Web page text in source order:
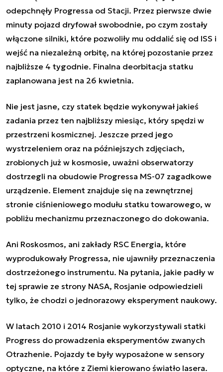
odepchnęły Progressa od Stacji. Przez pierwsze dwie
minuty pojazd dryfował swobodnie, po czym zostały
włączone silniki, które pozwoliły mu oddalić się od ISS i
wejść na niezależną orbitę, na której pozostanie przez
najbliższe 4 tygodnie. Finalna deorbitacja statku
zaplanowana jest na 26 kwietnia.
Nie jest jasne, czy statek będzie wykonywał jakieś
zadania przez ten najbliższy miesiąc, który spędzi w
przestrzeni kosmicznej. Jeszcze przed jego
wystrzeleniem oraz na późniejszych zdjęciach,
zrobionych już w kosmosie, uważni obserwatorzy
dostrzegli na obudowie Progressa MS-07 zagadkowe
urządzenie. Element znajduje się na zewnętrznej
stronie ciśnieniowego modułu statku towarowego, w
pobliżu mechanizmu przeznaczonego do dokowania.
Ani Roskosmos, ani zakłady RSC Energia, które
wyprodukowały Progressa, nie ujawniły przeznaczenia
dostrzeżonego instrumentu. Na pytania, jakie padły w
tej sprawie ze strony NASA, Rosjanie odpowiedzieli
tylko, że chodzi o jednorazowy eksperyment naukowy.
W latach 2010 i 2014 Rosjanie wykorzystywali statki
Progress do prowadzenia eksperymentów zwanych
Otrazhenie. Pojazdy te były wyposażone w sensory
optyczne, na które z Ziemi kierowano światło lasera.